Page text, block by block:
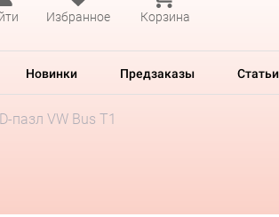
Избранное Корзина
Новинки Предзаказы Статьи
пазл VW Bus T1